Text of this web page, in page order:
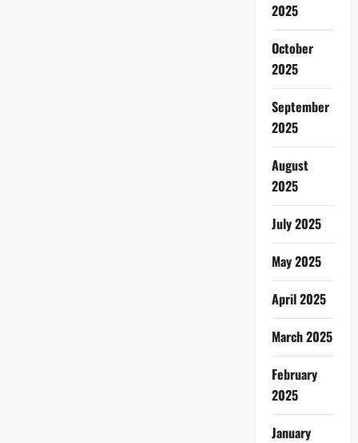
2025
October
2025
September
2025
August
2025
July 2025
May 2025
April 2025
March 2025
February
2025
January